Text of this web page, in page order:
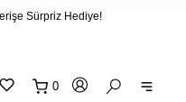
Sürpriz Hediye!
0 ""